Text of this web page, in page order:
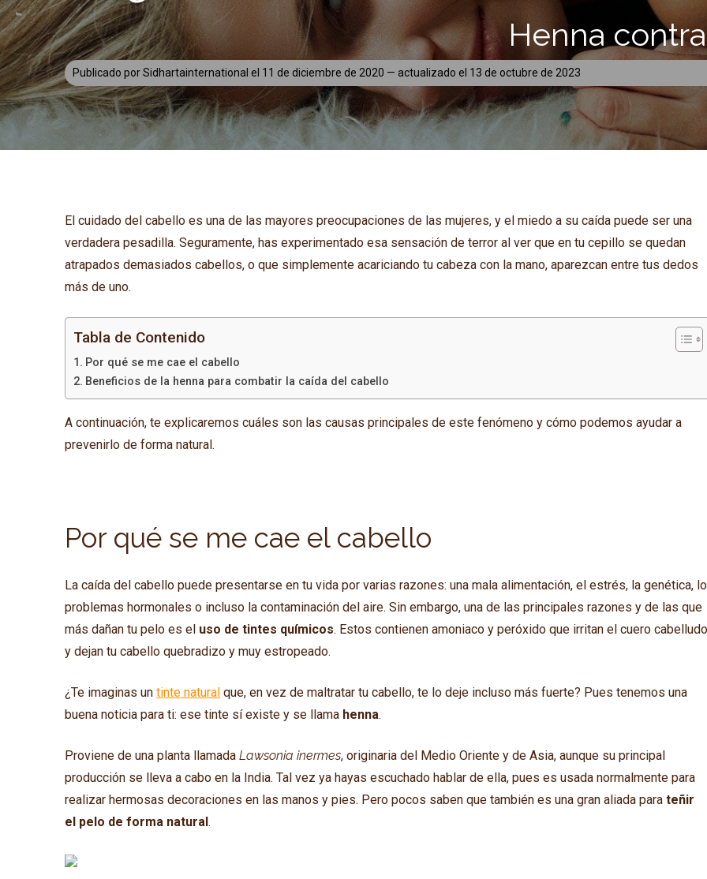
Henna
Publicado porSidhartainternational el 11 de diciembre de 2020 — actualizado el 13 de octubre de 2023
El cuidado del cabello es una de las mayores preocupaciones de las mujeres, y el miedo a su caída puede ser una
verdadera pesadilla. Seguramente, has experimentado esa sensación de terror al ver que en tu cepillo se quedan
atrapados demasiados cabellos, o que simplemente acariciando tu cabeza con la mano, aparezcan entre tus dedos
más de uno.
Tabla de Contenido
Por qué se me cae el cabello
Beneficios de la henna para combatir la caída del cabello
A continuación, te explicaremos cuáles son las causas principales de este fenómeno y cómo podemos ayudar a
prevenirlo de forma natural.
Por qué se me cae el cabello
La caída del cabello puede presentarse en tu vida por varias razones: una mala alimentación, el estrés, la genética,
problemas hormonales o incluso la contaminación del aire. Sin embargo, una de las principales razones y de las que
más dañan tu pelo es el uso de tintes químicos. Estos contienen amoniaco y peróxido que irritan el cuero
y dejan tu cabello quebradizo y muy estropeado.
¿Te imaginas untinte natural que, en vez de maltratar tu cabello, te lo deje incluso más fuerte? Pues tenemos una
buena noticia para ti: ese tinte sí existe y se llama henna.
Proviene de una planta llamadaLawsonia inermes, originaria del Medio Oriente y de Asia, aunque su principal
producción se lleva a cabo en la India. Tal vez ya hayas escuchado hablar de ella, pues es usada normalmente para
realizar hermosas decoraciones en las manos y pies. Pero pocos saben que también es una gran aliada parateñir
el pelo de forma natural.